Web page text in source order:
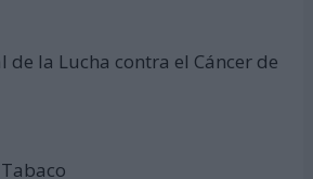
de la Lucha contra el Cáncer de